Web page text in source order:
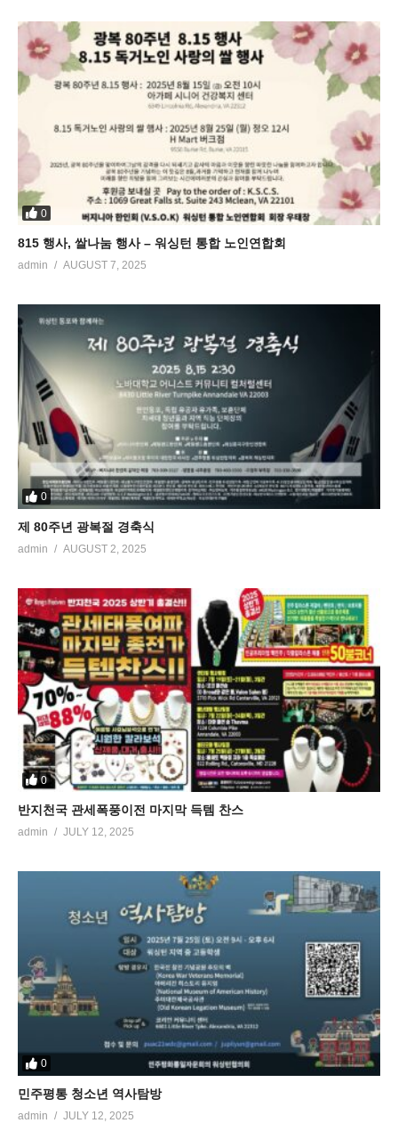
0
815 행사, 쌀나눔 행사 – 워싱턴 통합 노인연합회
admin AUGUST 7, 2025
0
제 80주년 광복절 경축식
admin AUGUST 2, 2025
0
반지천국 관세폭풍이전 마지막 득템 찬스
admin JULY 12, 2025
0
민주평통 청소년 역사탐방
admin JULY 12, 2025